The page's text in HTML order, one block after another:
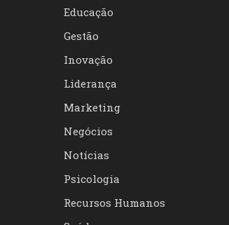
Educação
Gestão
Inovação
Liderança
Marketing
Negócios
Notícias
Psicologia
Recursos Humanos